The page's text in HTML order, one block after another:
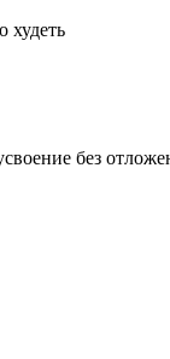
худеть
без